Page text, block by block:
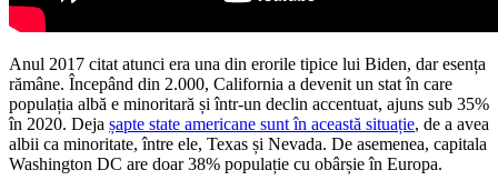
Anul 2017 citat atunci era una din erorile tipice lui Biden, dar esența
rămâne. Începând din 2.000, California a devenit un stat în care
populația albă e minoritară și într-un declin accentuat, ajuns sub 35%
în 2020. Deja șapte state americane sunt în această situație, de a avea
albii ca minoritate, între ele, Texas și Nevada. De asemenea, capitala
Washington DC are doar 38% populație cu obârșie în Europa.